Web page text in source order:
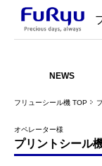
NEWS
フリューシール機 TOP
オペレーター様
プリントシール